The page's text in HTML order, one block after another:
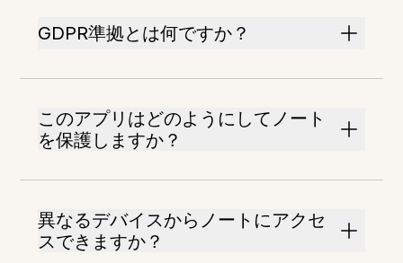
GDPR準拠とは何ですか？
このアプリはどのようにしてノート
を保護しますか？
異なるデバイスからノートにアクセ
スできますか？